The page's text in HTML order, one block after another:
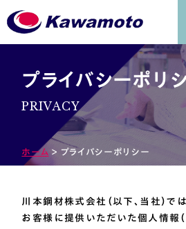
プライバシーポリ
PRIVACY
ホーム ＞ プライバシーポリシー
川本鋼材株式会社（以下、当社）では
お客様に提供いただいた個人情報（